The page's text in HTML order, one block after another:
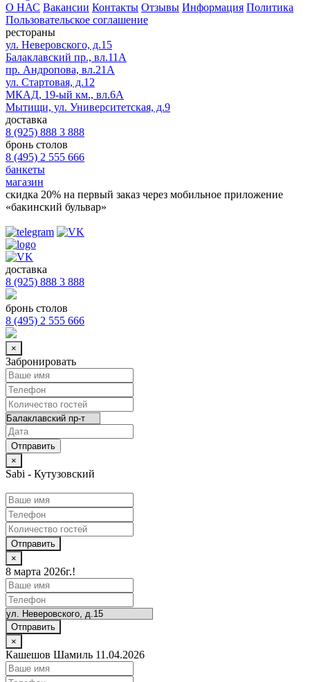
О НАС Вакансии Контакты Отзывы Информация Политика
Пользовательское соглашение
рестораны
ул. Неверовского, д.15
Балаклавский пр., вл.11А
пр. Андропова, вл.21А
ул. Стартовая, д.12
МКАД, 19-ый км., вл.6А
Мытищи, ул. Университетская, д.9
доставка
8 (925) 888 3 888
бронь столов
8 (495) 2 555 666
банкеты
магазин
скидка 20% на первый заказ через мобильное приложение
«бакинский бульвар»
доставка
8 (925) 888 3 888
бронь столов
8 (495) 2 555 666
×
Забронировать
×
Sabi - Кутузовский
Отправить
×
8 марта 2026г.!
Отправить
×
Кашешов Шамиль 11.04.2026